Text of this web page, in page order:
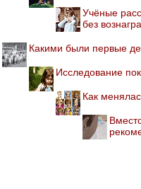
Учёные
без
Какими были первые
Исследование
Как